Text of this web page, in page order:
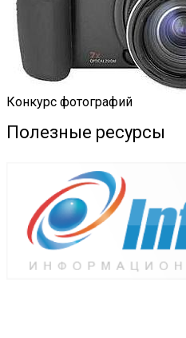
Конкурс фотографий
Полезные ресурсы